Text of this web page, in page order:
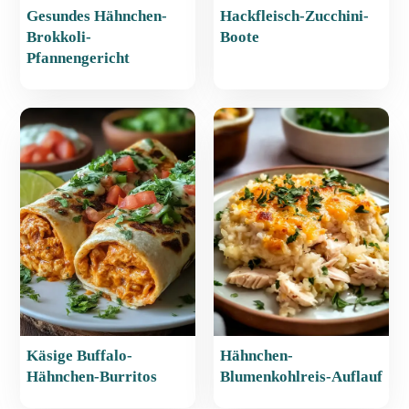
Gesundes Hähnchen-
Brokkoli-
Pfannengericht
Hackfleisch-Zucchini-
Boote
Käsige Buffalo-
Hähnchen-Burritos
Hähnchen-
Blumenkohlreis-Auflauf